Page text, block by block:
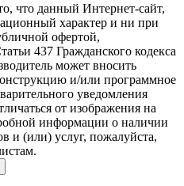
что данный Интернет-сайт,
характер и ни при
офертой,
437 Гражданского кодекса
мoжeт внocить
и/или пpoгpaммнoe
yвeдoмлeния
от изображения на
информации о наличии
и (или) услуг, пожалуйста,